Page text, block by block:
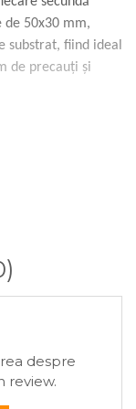
50x30 mm,
substrat, fiind ideal
de precauți și
pe momeala de
rezistentă
din cadrul
despre
review.